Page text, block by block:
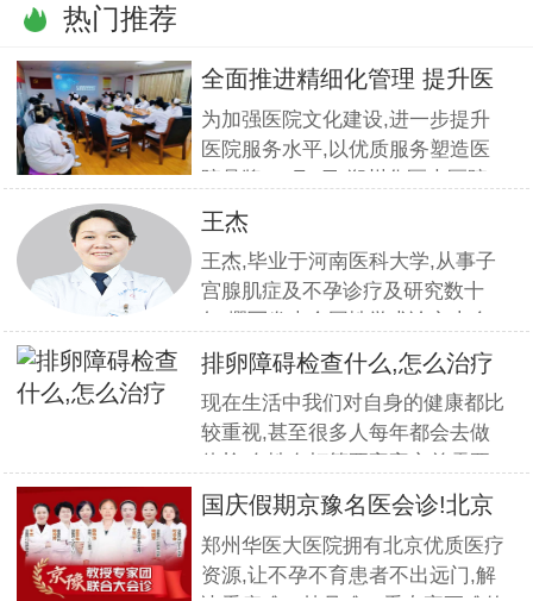
热门推荐
全面推进精细化管理 提升医
疗服
为加强医院文化建设,进一步提升
医院服务水平,以优质服务塑造医
院品牌,11月5日,郑州华医大医院
组织全员开展优质服务提升培训.
本期培训邀请到职业素养与服务设
计专家
王杰
王杰,毕业于河南医科大学,从事子
宫腺肌症及不孕诊疗及研究数十
年,撰写发表全国性学术论文十余
篇.对宫、腹腔镜等微创高科技技
术诊治子宫腺肌症、石女、子宫肌
瘤、女性不孕等妇科疑难杂症有一
套成熟完整的方案,深得患者好评!
排卵障碍检查什么,怎么治疗
现在生活中我们对自身的健康都比
较重视,甚至很多人每年都会去做
到医院做孕前检查,这样才能更好
的保证怀孕的诊疗率.有患者想了
解排卵障碍检查什么?怎么治疗?我
们来一起了解下. 排卵障碍检查什
国庆假期京豫名医会诊!北京
不孕
郑州华医大医院拥有北京优质医疗
资源,让不孕不育患者不出远门,解